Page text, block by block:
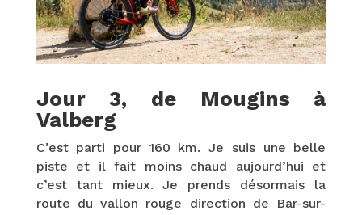
Jour 3, de Mougins à
Valberg
C’est parti pour 160 km. Je suis une belle
piste et il fait moins chaud aujourd’hui et
c’est tant mieux. Je prends désormais la
route du vallon rouge direction de Bar-sur-